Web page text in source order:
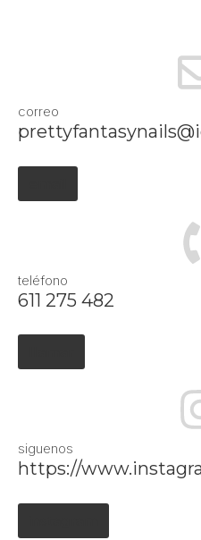
correo
teléfono
611 275 482
siguenos
https://